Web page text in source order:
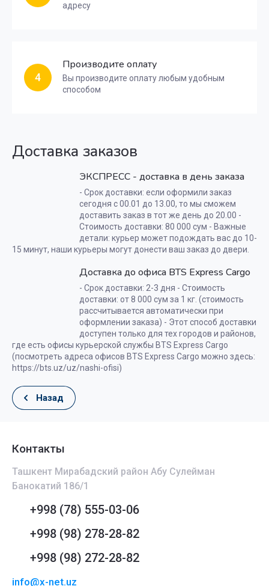
адресу
4
Производите оплату
Вы производите оплату любым удобным
способом
Доставка заказов
ЭКСПРЕСС - доставка в день заказа
- Срок доставки: если оформили заказ
сегодня с 00.01 до 13.00, то мы сможем
доставить заказ в тот же день до 20.00 -
Стоимость доставки: 80 000 сум - Важные
детали: курьер может подождать вас до 10-
15 минут, наши курьеры могут донести ваш заказ до двери.
Доставка до офиса BTS Express Cargo
- Срок доставки: 2-3 дня - Стоимость
доставки: от 8 000 сум за 1 кг. (стоимость
рассчитывается автоматически при
оформлении заказа) - Этот способ доставки
доступен только для тех городов и районов,
где есть офисы курьерской службы BTS Express Cargo
(посмотреть адреса офисов BTS Express Cargo можно здесь:
https://bts.uz/uz/nashi-ofisi)
Назад
Контакты
Ташкент Мирабадский район Абу Сулейман
Банокатий 186/1
+998 (78) 555-03-06
+998 (98) 278-28-82
+998 (98) 272-28-82
info@x-net.uz